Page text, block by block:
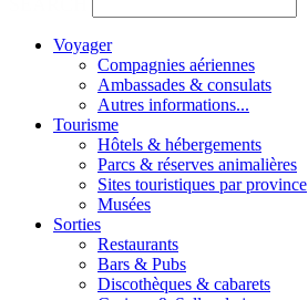
Voyager
Compagnies aériennes
Ambassades & consulats
Autres informations...
Tourisme
Hôtels & hébergements
Parcs & réserves animalières
Sites touristiques par province
Musées
Sorties
Restaurants
Bars & Pubs
Discothèques & cabarets